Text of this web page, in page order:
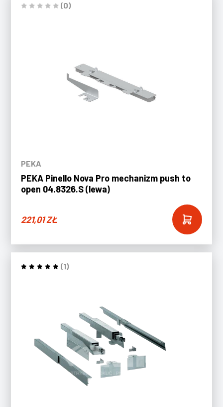
(0)
PEKA
PEKA Pinello Nova Pro mechanizm push to
open 04.8326.S (lewa)
221,01ZŁ
(1)